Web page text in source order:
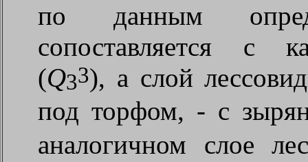
по данным
сопоставляется с
(Q33), а слой
под торфом, - с
аналогичном слое